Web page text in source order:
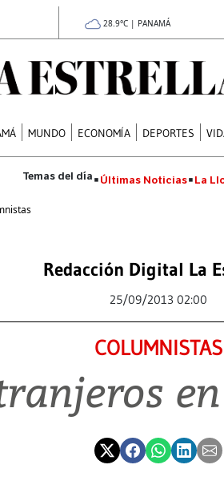
28.9°C | PANAMÁ
MUNDO ECONOMÍA DEPORTES
Últimas Noticias La
Redacción Digital La
25/09/2013 02:00
COLUMNISTAS